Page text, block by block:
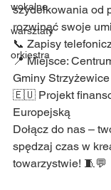
wokalne
warsztaty
orkiestra
szydełkowania od
rozwinąć swoje
📞 Zapisy
📍 Miejsce:
Gminy
🇪🇺 Projekt
Europejską
Dołącz do nas –
spędzaj czas w
towarzystwie! 🧵💬